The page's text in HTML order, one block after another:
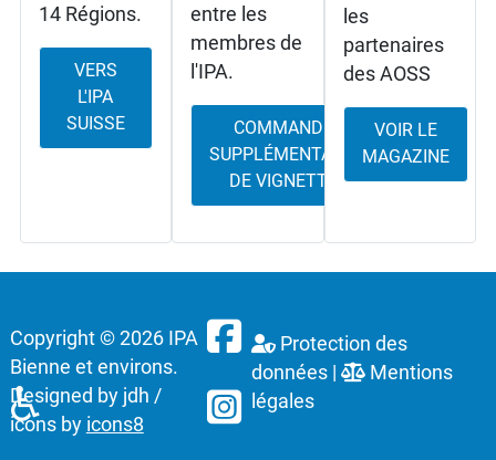
14 Régions.
VERS
L'IPA
SUISSE
entre les
membres de
l'IPA.
COMMANDE
SUPPLÉMENTAIRE
DE VIGNETTE
les
partenaires
des AOSS
VOIR LE
MAGAZINE
Copyright © 2026 IPA
Bienne et environs.
Designed by jdh /
icons by icons8
Link zu Facebook IPA
Link zu Instagramm IPA
Protection des
données |
Mentions
légales